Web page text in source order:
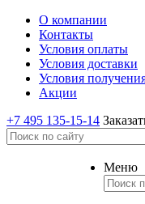
О компании
Контакты
Условия оплаты
Условия доставки
Условия
Акции
+7 495 135-15-14
Меню